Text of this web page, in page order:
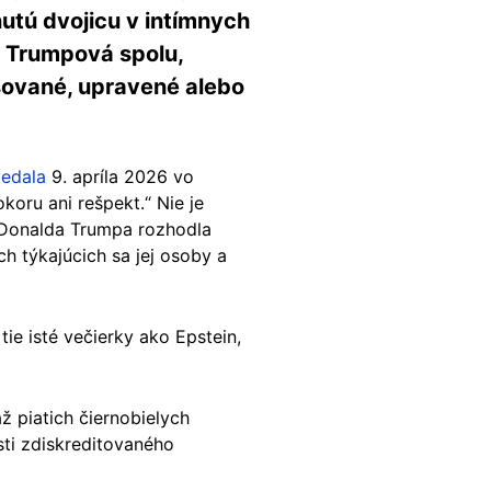
dvojicu v intímnych
spolu,
upravené alebo
9. apríla 2026 vo
ani rešpekt.“ Nie je
Trumpa rozhodla
týkajúcich sa jej osoby a
isté večierky ako Epstein,
piatich čiernobielych
zdiskreditovaného